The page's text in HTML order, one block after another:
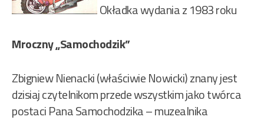
Okładka wydania z 1983 roku
Mroczny „Samochodzik”
Zbigniew Nienacki (właściwie Nowicki) znany jest
dzisiaj czytelnikom przede wszystkim jako twórca
postaci Pana Samochodzika – muzealnika